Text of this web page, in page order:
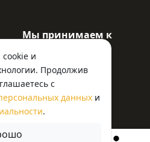
и
Продолжив
с
данных и
.
Мы принимаем к